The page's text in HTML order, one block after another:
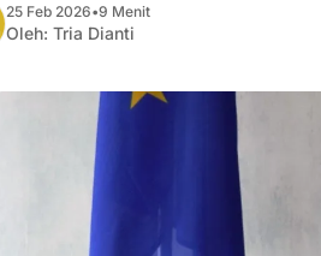
25 Feb 2026•9 Menit
Oleh: Tria Dianti